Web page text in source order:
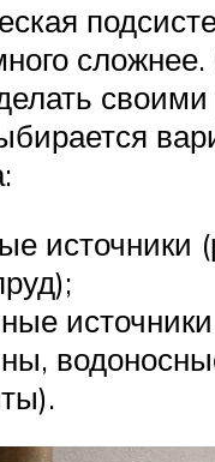
источники
источники